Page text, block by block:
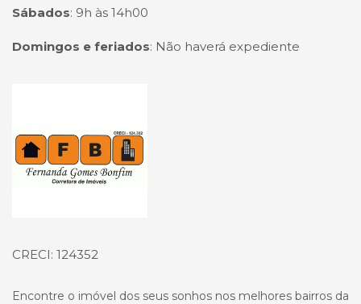
Sábados: 9h às 14h00
Domingos e feriados: Não haverá expediente
CRECI: 124352
Encontre o imóvel dos seus sonhos nos melhores bairros da